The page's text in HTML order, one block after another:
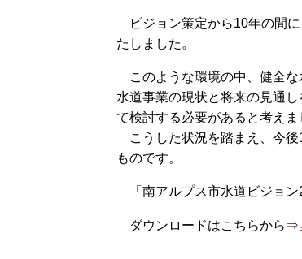
ビジョン策定から10年の間に
たしました。
このような環境の中、健全な
水道事業の現状と将来の見通
て検討する必要があると考えま
こうした状況を踏まえ、今後
ものです。
「南アルプス市水道ビジョン
ダウンロードはこちらから⇒